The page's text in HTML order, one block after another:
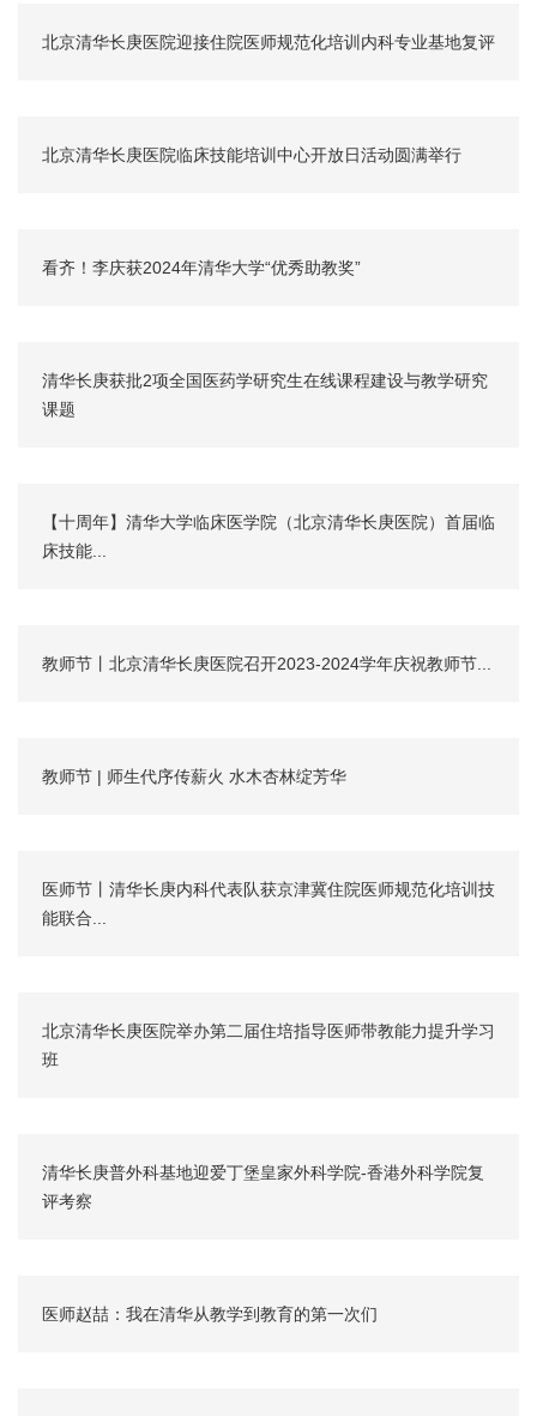
北京清华长庚医院迎接住院医师规范化培训内科专业基地复评
北京清华长庚医院临床技能培训中心开放日活动圆满举行
看齐！李庆获2024年清华大学“优秀助教奖”
清华长庚获批2项全国医药学研究生在线课程建设与教学研究
课题
【十周年】清华大学临床医学院（北京清华长庚医院）首届临
床技能...
教师节丨北京清华长庚医院召开2023-2024学年庆祝教师节...
教师节 | 师生代序传薪火 水木杏林绽芳华
医师节丨清华长庚内科代表队获京津冀住院医师规范化培训技
能联合...
北京清华长庚医院举办第二届住培指导医师带教能力提升学习
班
清华长庚普外科基地迎爱丁堡皇家外科学院-香港外科学院复
评考察
医师赵喆：我在清华从教学到教育的第一次们